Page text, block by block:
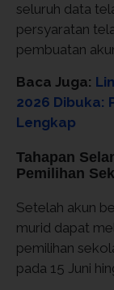
seluruh data
persyaratan
pembuatan
Baca Juga:
2026 Dibuka:
Lengkap
Tahapan
Pemilihan
Setelah akun
murid dapat
pemilihan
pada 15 Juni